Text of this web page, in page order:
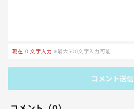
現在 0 文字入力 ※最大500文字入力可能
コメント送信